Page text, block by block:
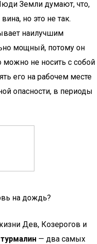
Земли думают, что,
но это не так.
наилучшим
мощный, потому он
можно не носить с собой
его на рабочем месте
опасности, в периоды
на дождь?
Дев, Козерогов и
турмалин — два самых